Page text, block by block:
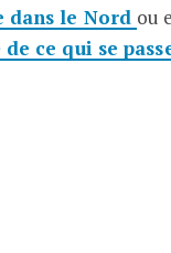
dans le Nord ou
ce qui se